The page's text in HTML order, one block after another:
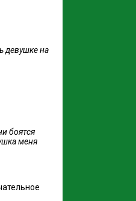
девушке на
боятся
меня